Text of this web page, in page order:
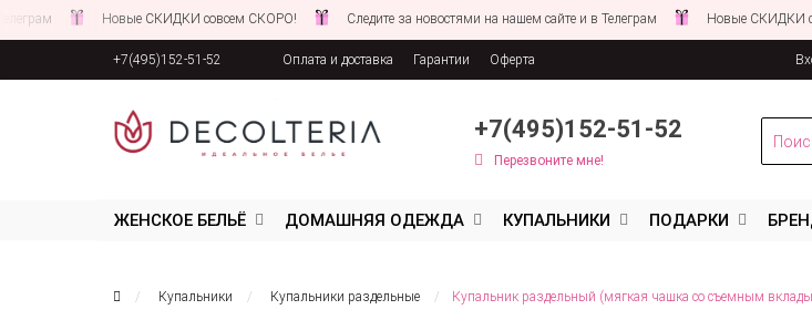
Новые СКИДКИ совсем СКОРО! Следите за новостями на нашем сайте и в Телеграм Новые СКИДКИ совсем
+7(495)152-51-52 Оплата и доставка Гарантии Оферта
+7(495)152-51-52
Перезвоните мне!
ЖЕНСКОЕ БЕЛЬЁ ДОМАШНЯЯ ОДЕЖДА КУПАЛЬНИКИ ПОДАРКИ
Купальники Купальники раздельные Купальник раздельный (мягкая чашка со съемным